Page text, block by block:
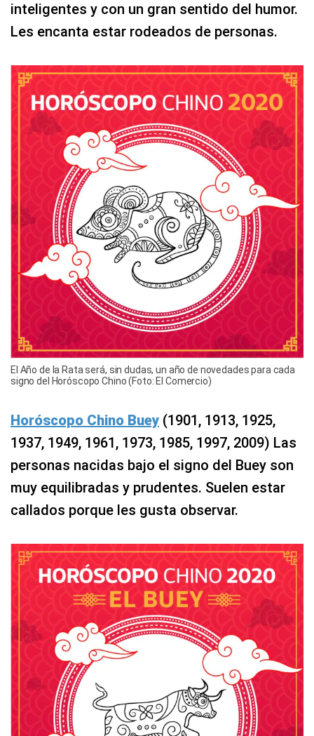
inteligentes y con un gran sentido del humor.
Les encanta estar rodeados de personas.
El Año de la Rata será, sin dudas, un año de novedades para cada
signo del Horóscopo Chino (Foto: El Comercio)
Horóscopo Chino Buey (1901, 1913, 1925,
1937, 1949, 1961, 1973, 1985, 1997, 2009) Las
personas nacidas bajo el signo del Buey son
muy equilibradas y prudentes. Suelen estar
callados porque les gusta observar.